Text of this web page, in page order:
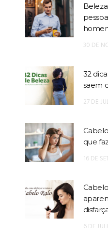
30 DE
32
saem
27 DE
que
16 DE
6 DE